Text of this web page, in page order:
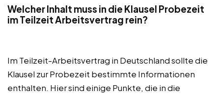
Welcher Inhalt muss in die Klausel Probezeit
im Teilzeit Arbeitsvertrag rein?
Im Teilzeit-Arbeitsvertrag in Deutschland sollte die
Klausel zur Probezeit bestimmte Informationen
enthalten. Hier sind einige Punkte, die in die